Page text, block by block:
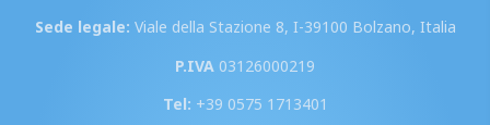
Sede legale: Viale della Stazione 8, I-39100 Bolzano, Italia
P.IVA 03126000219
Tel: +39 0575 1713401